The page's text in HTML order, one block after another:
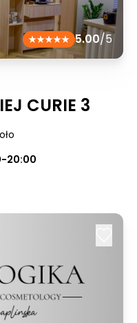
5.00/5
CURIE 3
20:00